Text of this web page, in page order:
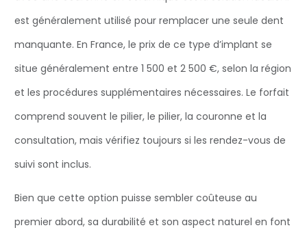
est généralement utilisé pour remplacer une seule dent
manquante. En France, le prix de ce type d’implant se
situe généralement entre 1 500 et 2 500 €, selon la région
et les procédures supplémentaires nécessaires. Le forfait
comprend souvent le pilier, le pilier, la couronne et la
consultation, mais vérifiez toujours si les rendez-vous de
suivi sont inclus.
Bien que cette option puisse sembler coûteuse au
premier abord, sa durabilité et son aspect naturel en font